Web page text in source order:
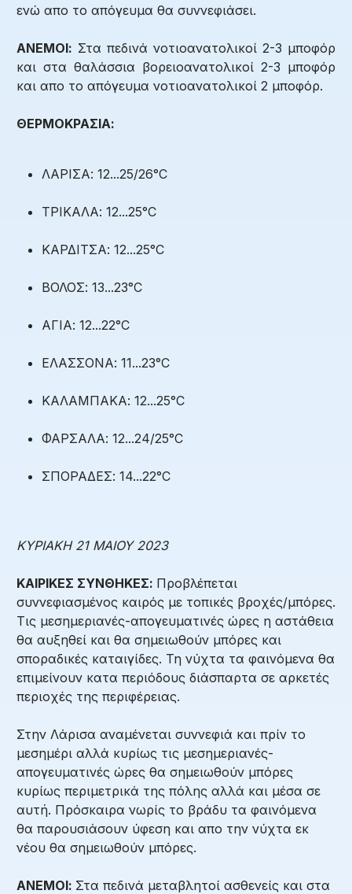
ενώ απο το απόγευμα θα συννεφιάσει.
ΑΝΕΜΟΙ: Στα πεδινά νοτιοανατολικοί 2-3 μποφόρ
και στα θαλάσσια βορειοανατολικοί 2-3 μποφόρ
και απο το απόγευμα νοτιοανατολικοί 2 μποφόρ.
ΘΕΡΜΟΚΡΑΣΙΑ:
ΛΑΡΙΣΑ: 12...25/26°C
ΤΡΙΚΑΛΑ: 12...25°C
ΚΑΡΔΙΤΣΑ: 12...25°C
ΒΟΛΟΣ: 13...23°C
ΑΓΙΑ: 12...22°C
ΕΛΑΣΣΟΝΑ: 11...23°C
ΚΑΛΑΜΠΑΚΑ: 12...25°C
ΦΑΡΣΑΛΑ: 12...24/25°C
ΣΠΟΡΑΔΕΣ: 14...22°C
ΚΥΡΙΑΚΗ 21 ΜΑΙΟΥ 2023
ΚΑΙΡΙΚΕΣ ΣΥΝΘΗΚΕΣ: Προβλέπεται
συννεφιασμένος καιρός με τοπικές βροχές/μπόρες.
Τις μεσημεριανές-απογευματινές ώρες η αστάθεια
θα αυξηθεί και θα σημειωθούν μπόρες και
σποραδικές καταιγίδες. Τη νύχτα τα φαινόμενα θα
επιμείνουν κατα περιόδους διάσπαρτα σε αρκετές
περιοχές της περιφέρειας.
Στην Λάρισα αναμένεται συννεφιά και πρίν το
μεσημέρι αλλά κυρίως τις μεσημεριανές-
απογευματινές ώρες θα σημειωθούν μπόρες
κυρίως περιμετρικά της πόλης αλλά και μέσα σε
αυτή. Πρόσκαιρα νωρίς το βράδυ τα φαινόμενα
θα παρουσιάσουν ύφεση και απο την νύχτα εκ
νέου θα σημειωθούν μπόρες.
ΑΝΕΜΟΙ: Στα πεδινά μεταβλητοί ασθενείς και στα